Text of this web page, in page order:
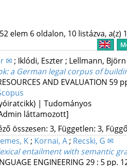
elem 6 oldalon, 10 listázva, a(z)
✉; Iklódi, Eszter; Lellmann,
a German legal corpus of
AND EVALUATION 59
| Tudományos
láttamozott]
összesen: 3, Független: 3,
K; Kornai, A; Recski, G ✉
entailment with semantic
ENGINEERING 29: 5 pp.